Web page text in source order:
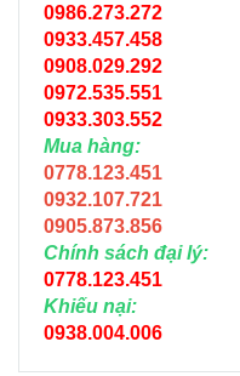
0986.273.272
0933.457.458
0908.029.292
0972.535.551
0933.303.552
Mua hàng:
0778.123.451
0932.107.721
0905.873.856
Chính sách đại lý:
0778.123.451
Khiếu nại:
0938.004.006